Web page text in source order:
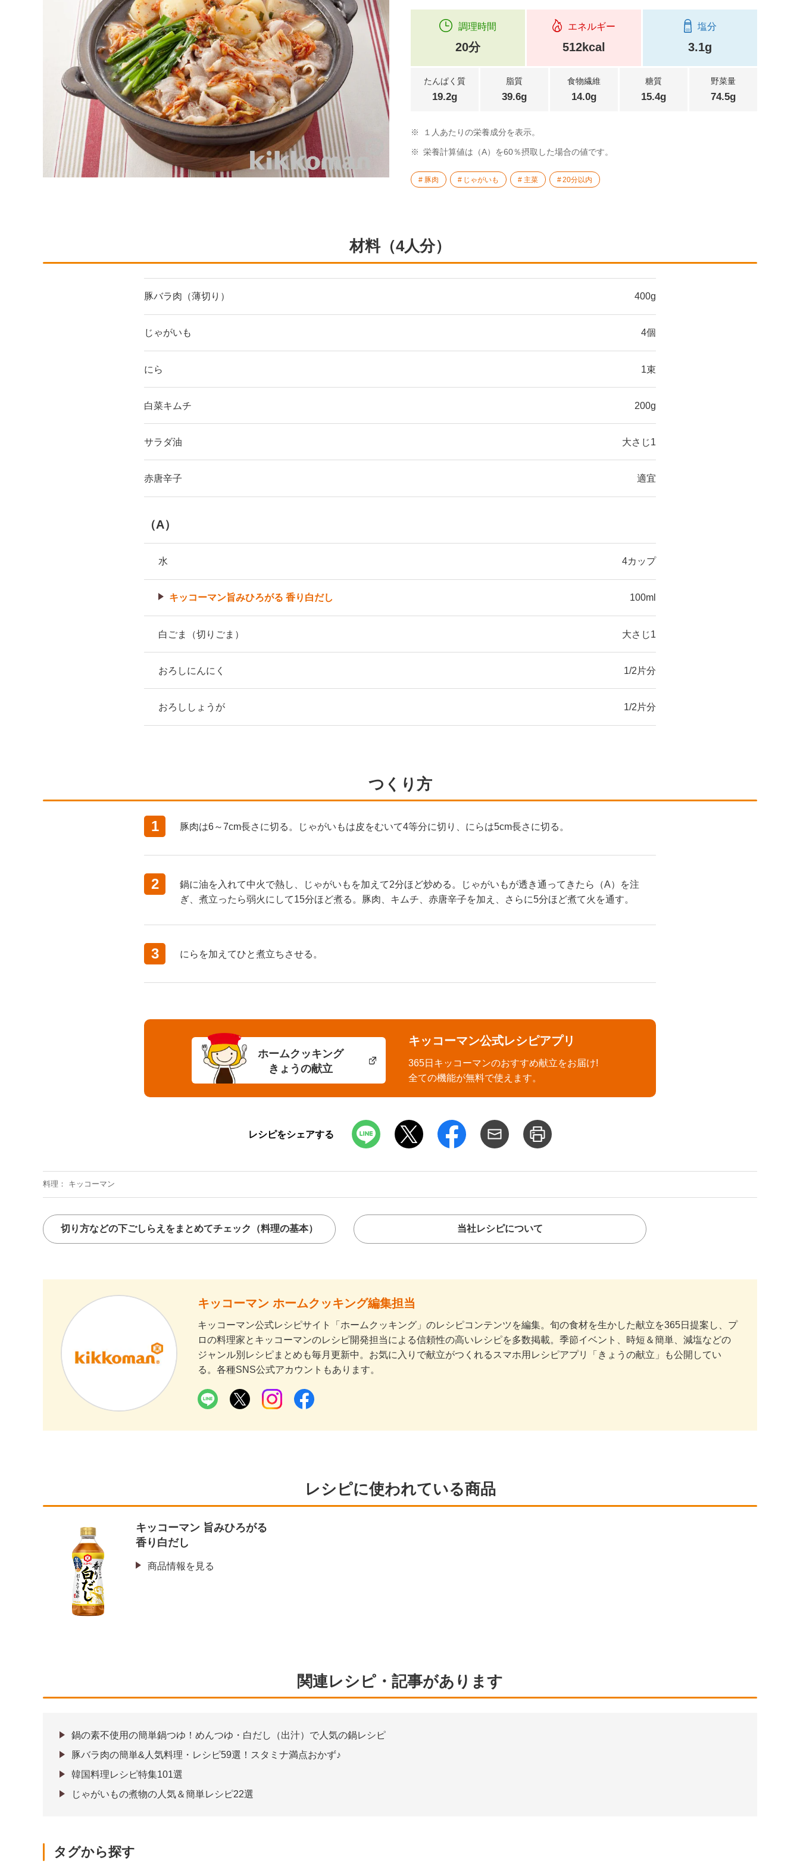
調理時間
20分
エネルギー
512kcal
塩分
3.1g
たんぱく質
19.2g
脂質
39.6g
食物繊維
14.0g
糖質
15.4g
野菜量
74.5g
※ １人あたりの栄養成分を表示。
※ 栄養計算値は（A）を60％摂取した場合の値です。
豚肉 じゃがいも 主菜 20分以内
材料（4人分）
豚バラ肉（薄切り） 400g
じゃがいも 4個
にら 1束
白菜キムチ 200g
サラダ油 大さじ1
赤唐辛子 適宜
（A）
水 4カップ
キッコーマン旨みひろがる 香り白だし 100ml
白ごま（切りごま） 大さじ1
おろしにんにく 1/2片分
おろししょうが 1/2片分
つくり方
1 豚肉は6～7cm長さに切る。じゃがいもは皮をむいて4等分に切り、にらは5cm長さに切る。
2
鍋に油を入れて中火で熱し、じゃがいもを加えて2分ほど炒める。じゃがいもが透き通ってきたら（A）を注
ぎ、煮立ったら弱火にして15分ほど煮る。豚肉、キムチ、赤唐辛子を加え、さらに5分ほど煮て火を通す。
3 にらを加えてひと煮立ちさせる。
ホームクッキング
きょうの献立
キッコーマン公式レシピアプリ
365日キッコーマンのおすすめ献立をお届け!
全ての機能が無料で使えます。
レシピをシェアする
料理 キッコーマン
切り方などの下ごしらえをまとめてチェック （料理の基本） 当社レシピについて
キッコーマン ホームクッキング編集担当
キッコーマン公式レシピサイト「ホームクッキング」のレシピコンテンツを編集。旬の食材を生かした献立を365日提案し、プ
ロの料理家とキッコーマンのレシピ開発担当による信頼性の高いレシピを多数掲載。季節イベント、時短＆簡単、減塩などの
ジャンル別レシピまとめも毎月更新中。お気に入りで献立がつくれるスマホ用レシピアプリ「きょうの献立」も公開してい
る。各種SNS公式アカウントもあります。
レシピに使われている商品
キッコーマン 旨みひろがる
香り白だし
商品情報を見る
関連レシピ・記事があります
鍋の素不使用の簡単鍋つゆ！めんつゆ・白だし（出汁）で人気の鍋レシピ
豚バラ肉の簡単&人気料理・レシピ59選！スタミナ満点おかず♪
韓国料理レシピ特集101選
じゃがいもの煮物の人気＆簡単レシピ22選
タグから探す